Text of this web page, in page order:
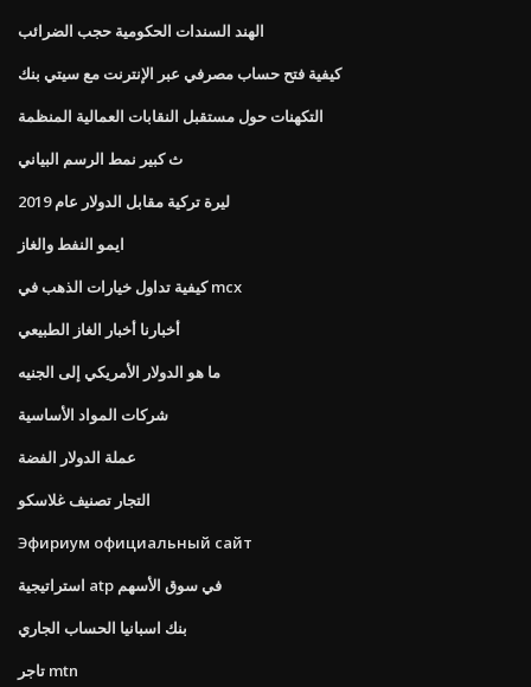
الهند السندات الحكومية حجب الضرائب
كيفية فتح حساب مصرفي عبر الإنترنت مع سيتي بنك
التكهنات حول مستقبل النقابات العمالية المنظمة
ث كبير نمط الرسم البياني
ليرة تركية مقابل الدولار عام 2019
ايمو النفط والغاز
كيفية تداول خيارات الذهب في mcx
أخبارنا أخبار الغاز الطبيعي
ما هو الدولار الأمريكي إلى الجنيه
شركات المواد الأساسية
عملة الدولار الفضة
التجار تصنيف غلاسكو
Эфириум официальный сайт
استراتيجية atp في سوق الأسهم
بنك اسبانيا الحساب الجاري
تاجر mtn